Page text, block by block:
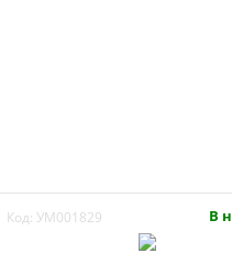
Код: УМ001829 В